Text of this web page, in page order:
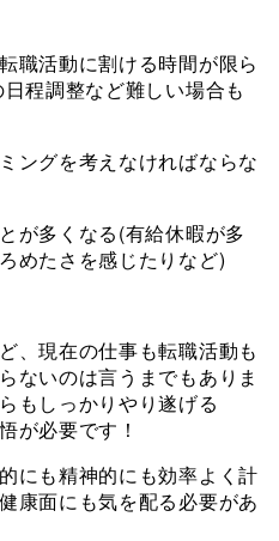
職活動に割ける時間が限ら
程調整など難しい場合も
ングを考えなければならな
が多くなる(有給休暇が多
めたさを感じたりなど)
、現在の仕事も転職活動も
ないのは言うまでもありま
もしっかりやり遂げる
が必要です！
にも精神的にも効率よく計
康面にも気を配る必要があ